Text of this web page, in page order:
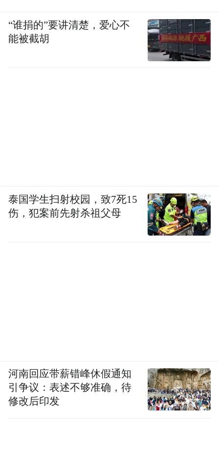
“谁捐的”要讲清楚，爱心不
能被截胡
泰国学生扫射校园，致7死15
伤，犯案前先射杀祖父母
河南回应带薪错峰休假通知
引争议：表述不够准确，待
修改后印发